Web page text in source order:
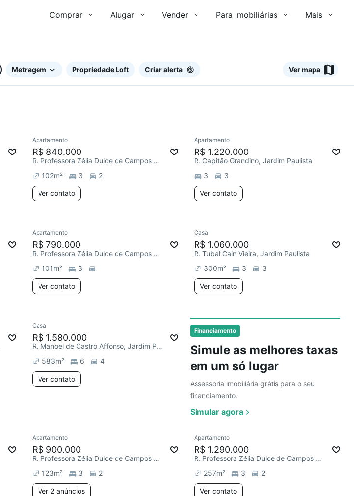
Comprar Alugar Vender Para Imobiliárias Mais
Metragem Propriedade Loft Criar alerta Ver mapa
Financiamento
Simule as melhores taxas
em um só lugar
Assessoria imobiliária grátis para o seu
financiamento.
Simular agora
Redecorar
Apartamento
R$ 840.000
R. Professora Zélia Dulce de Campos Maia, Jardim Paulista
102m² 3 2
Ver contato
Redecorar
Apartamento
R$ 1.220.000
R. Capitão Grandino, Jardim Paulista
3
3
Ver contato
Chegou este mês
Apartamento
R$ 790.000
R. Professora Zélia Dulce de Campos Maia, Jardim Paulista
101m² 3
Ver contato
Casa
R$ 1.060.000
R. Tubal Cain Vieira, Jardim Paulista
300m² 3 3
Ver contato
Ver
Chegou este mês
Casa
R$ 1.580.000
R. Manoel de Castro Affonso, Jardim Paulista
583m² 6 4
Ver contato
Apartamento
R$ 900.000
R. Professora Zélia Dulce de Campos Maia, Jardim Paulista
123m² 3 2
Ver 2 anúncios
Apartamento
R$ 1.290.000
R. Professora Zélia Dulce de Campos Maia, Jardim Paulista
257m² 3 2
Ver contato